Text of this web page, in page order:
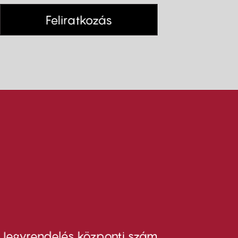
Feliratkozás